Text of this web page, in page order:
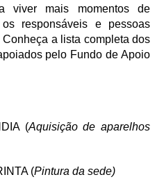
viver mais momentos de
responsáveis e pessoas
a lista completa dos
pelo Fundo de Apoio
(Aquisição de aparelhos
(Pintura da sede)